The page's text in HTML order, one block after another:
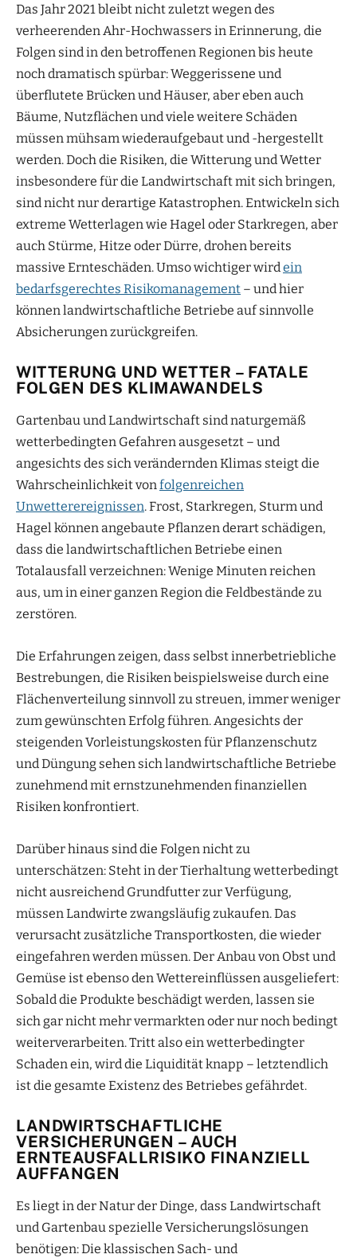
Das Jahr 2021 bleibt nicht zuletzt wegen des
verheerenden Ahr-Hochwassers in Erinnerung, die
Folgen sind in den betroffenen Regionen bis heute
noch dramatisch spürbar: Weggerissene und
überflutete Brücken und Häuser, aber eben auch
Bäume, Nutzflächen und viele weitere Schäden
müssen mühsam wiederaufgebaut und -hergestellt
werden. Doch die Risiken, die Witterung und Wetter
insbesondere für die Landwirtschaft mit sich bringen,
sind nicht nur derartige Katastrophen. Entwickeln sich
extreme Wetterlagen wie Hagel oder Starkregen, aber
auch Stürme, Hitze oder Dürre, drohen bereits
massive Ernteschäden. Umso wichtiger wirdein
bedarfsgerechtes Risikomanagement – und hier
können landwirtschaftliche Betriebe auf sinnvolle
Absicherungen zurückgreifen.
WITTERUNG UND WETTER – FATALE
FOLGEN DES KLIMAWANDELS
Gartenbau und Landwirtschaft sind naturgemäß
wetterbedingten Gefahren ausgesetzt – und
angesichts des sich verändernden Klimas steigt die
Wahrscheinlichkeit vonfolgenreichen
Unwetterereignissen. Frost, Starkregen, Sturm und
Hagel können angebaute Pflanzen derart schädigen,
dass die landwirtschaftlichen Betriebe einen
Totalausfall verzeichnen: Wenige Minuten reichen
aus, um in einer ganzen Region die Feldbestände zu
zerstören.
Die Erfahrungen zeigen, dass selbst innerbetriebliche
Bestrebungen, die Risiken beispielsweise durch eine
Flächenverteilung sinnvoll zu streuen, immer weniger
zum gewünschten Erfolg führen. Angesichts der
steigenden Vorleistungskosten für Pflanzenschutz
und Düngung sehen sich landwirtschaftliche Betriebe
zunehmend mit ernstzunehmenden finanziellen
Risiken konfrontiert.
Darüber hinaus sind die Folgen nicht zu
unterschätzen: Steht in der Tierhaltung wetterbedingt
nicht ausreichend Grundfutter zur Verfügung,
müssen Landwirte zwangsläufig zukaufen. Das
verursacht zusätzliche Transportkosten, die wieder
eingefahren werden müssen. Der Anbau von Obst und
Gemüse ist ebenso den Wettereinflüssen ausgeliefert:
Sobald die Produkte beschädigt werden, lassen sie
sich gar nicht mehr vermarkten oder nur noch bedingt
weiterverarbeiten. Tritt also ein wetterbedingter
Schaden ein, wird die Liquidität knapp – letztendlich
ist die gesamte Existenz des Betriebes gefährdet.
LANDWIRTSCHAFTLICHE
VERSICHERUNGEN – AUCH
ERNTEAUSFALLRISIKO FINANZIELL
AUFFANGEN
Es liegt in der Natur der Dinge, dass Landwirtschaft
und Gartenbau spezielle Versicherungslösungen
benötigen: Die klassischen Sach- und